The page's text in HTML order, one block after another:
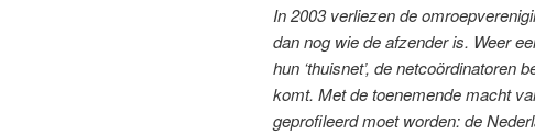
In 2003 verliezen de
dan nog wie de afzenderis. Weer
hun ‘thuisnet’, de
komt. Met de toenemende macht
geprofileerd moet worden: de